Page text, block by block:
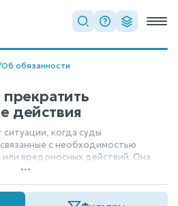
Об обязанности
действия
ситуации, когда суды
с необходимостью
вредоносных действий. Она
стороны или лиц
поведение, восстановить
устранить причину спора. Суть
...